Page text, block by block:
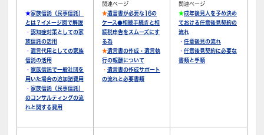
★家族信託（民事信託）
とは？イメージ図で解説
・ 認知症対策としての家
族信託の活用
・ 遺言代用としての家族
信託の活用
・ 家族信託で一般社団を
用いた場合の追加諸費用
・ 家族信託（民事信託）
のコンサルティングの流
れと関する費用
関連ページ
★遺言書が必要な16の
ケース●相続手続きと相
続税申告をスムーズにす
る為
★遺言書の作成・遺言執
行の報酬について
・ 遺言書の作成サポート
の流れと必要書類
関連ページ
★成年後見人を予め決め
ておける任意後見契約の
流れ
・ 任意後見の流れ
・ 任意後見契約に必要な
書類と手順